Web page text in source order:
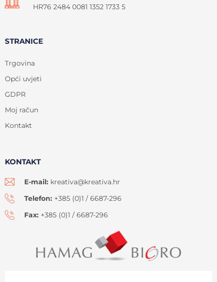
HR76 2484 0081 1352 1733 5
STRANICE
Trgovina
Opći uvjeti
GDPR
Moj račun
Kontakt
KONTAKT
E-mail: kreativa@kreativa.hr
Telefon: +385 (0)1 / 6687-296
Fax: +385 (0)1 / 6687-296